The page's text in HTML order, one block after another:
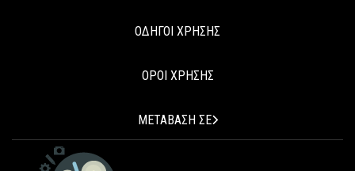
ΟΔΗΓΟΙ ΧΡΗΣΗΣ
ΟΡΟΙ ΧΡΗΣΗΣ
ΜΕΤΑΒΑΣΗ ΣΕ